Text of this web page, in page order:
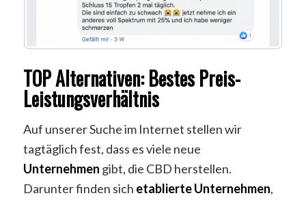
TOP Alternativen: Bestes Preis-
Leistungsverhältnis
Auf unserer Suche im Internet stellen wir
tagtäglich fest, dass es viele neue
Unternehmen gibt, die CBD herstellen.
Darunter finden sich etablierte Unternehmen,